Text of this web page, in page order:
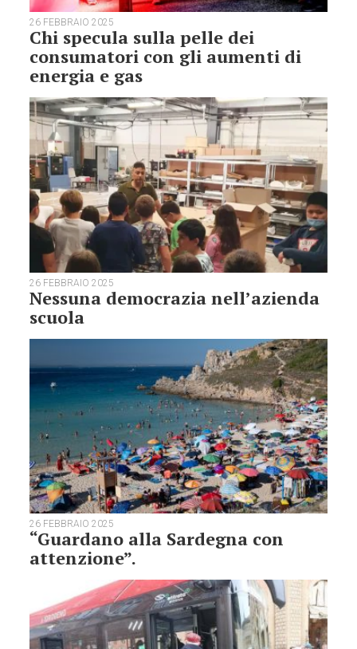
26 FEBBRAIO 2025
Chi specula sulla pelle dei
consumatori con gli aumenti di
energia e gas
26 FEBBRAIO 2025
Nessuna democrazia nell’azienda
scuola
26 FEBBRAIO 2025
“Guardano alla Sardegna con
attenzione”.